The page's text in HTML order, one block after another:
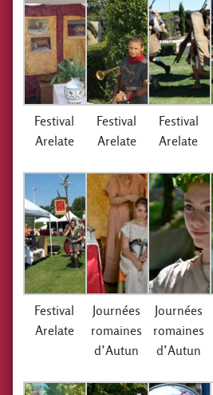
Festival
Arelate
Festival
Arelate
Festival
Arelate
Festival
Arelate
Journées
romaines
d’Autun
Journées
romaines
d’Autun